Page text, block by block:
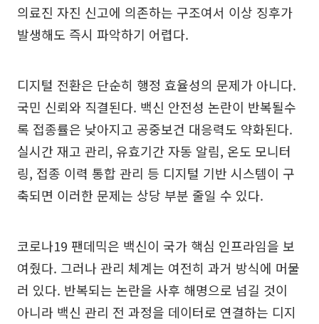
의료진 자진 신고에 의존하는 구조여서 이상 징후가
발생해도 즉시 파악하기 어렵다.
디지털 전환은 단순히 행정 효율성의 문제가 아니다.
국민 신뢰와 직결된다. 백신 안전성 논란이 반복될수
록 접종률은 낮아지고 공중보건 대응력도 약화된다.
실시간 재고 관리, 유효기간 자동 알림, 온도 모니터
링, 접종 이력 통합 관리 등 디지털 기반 시스템이 구
축되면 이러한 문제는 상당 부분 줄일 수 있다.
코로나19 팬데믹은 백신이 국가 핵심 인프라임을 보
여줬다. 그러나 관리 체계는 여전히 과거 방식에 머물
러 있다. 반복되는 논란을 사후 해명으로 넘길 것이
아니라 백신 관리 전 과정을 데이터로 연결하는 디지